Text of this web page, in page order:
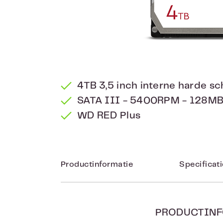
4TB 3,5 inch interne harde
SATA III - 5400RPM - 128MB
WD RED Plus
Productinformatie